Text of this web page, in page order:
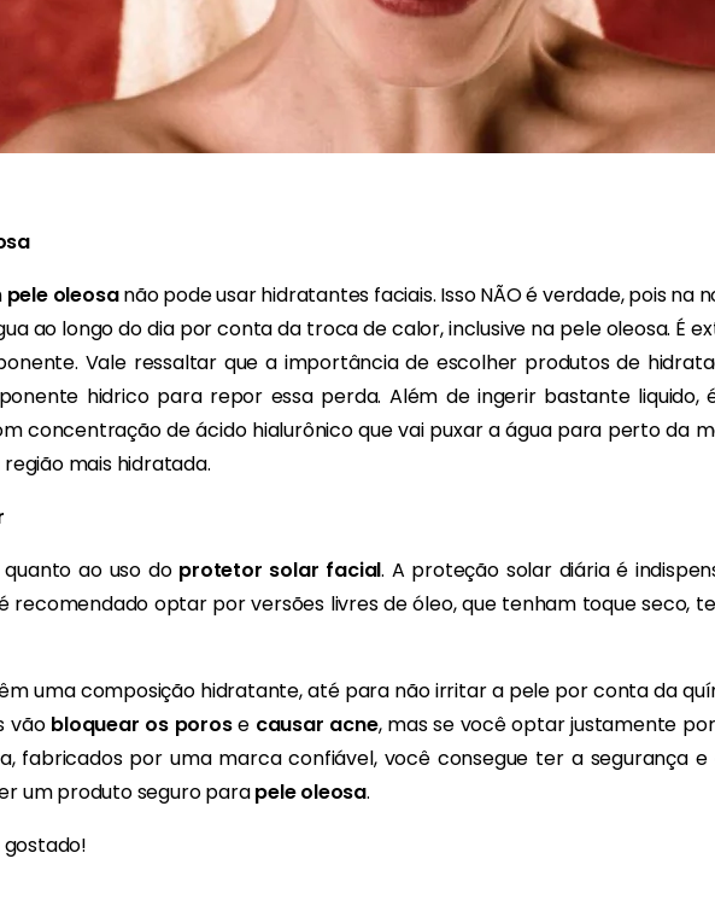
pele oleosanão pode usar hidratantes faciais. Isso NÃO é verdade, pois na
ao longo do dia por conta da troca de calor, inclusive na pele oleosa. É
Vale ressaltar que a importância de escolher produtos de
hidrico para repor essa perda. Além de ingerir bastante liquido,
concentração de ácido hialurônico que vai puxar a água para perto da
mais hidratada.
ao uso do protetor solar facial. A proteção solar diária é
recomendado optar por versões livres de óleo, que tenham toque seco,
uma composição hidratante, até para não irritar a pele por conta da
vão bloquear os porose causar acne, mas se você optar justamente
fabricados por uma marca confiável, você consegue ter a segurança
um produto seguro parapele oleosa.